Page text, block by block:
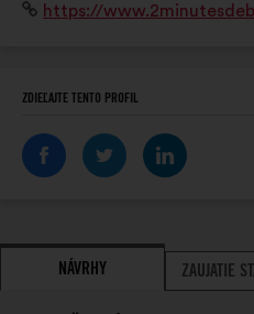
visites de convivialité ou en
Internetová
https://
ZDIEĽAJTE TENTO PROFIL
NÁVRHY ZAUJATIE